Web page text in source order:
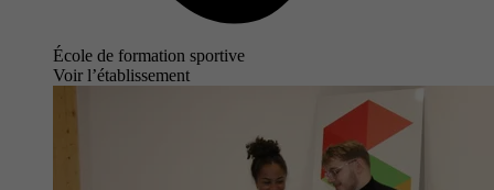
École de formation sportive
Voir l’établissement